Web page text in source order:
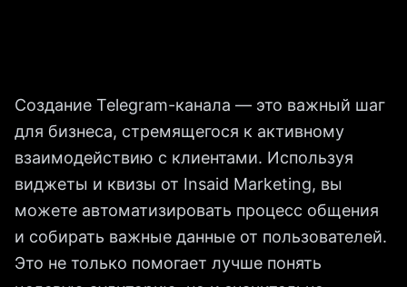
Создание Telegram-канала — это важный шаг
для бизнеса, стремящегося к активному
взаимодействию с клиентами. Используя
виджеты и квизы от Insaid Marketing, вы
можете автоматизировать процесс общения
и собирать важные данные от пользователей.
Это не только помогает лучше понять